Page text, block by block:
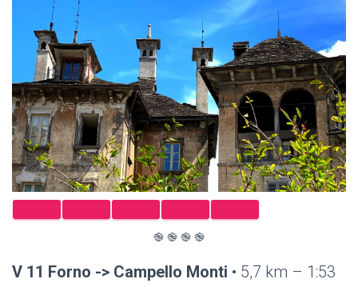
֎ ֎ ֎ ֎
V 11 Forno -> Campello Monti • 5,7 km – 1:53